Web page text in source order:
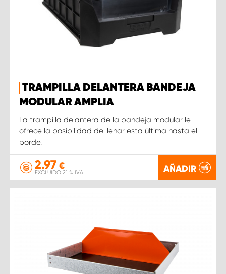
TRAMPILLA DELANTERA BANDEJA
MODULAR AMPLIA
La trampilla delantera de la bandeja modular le
ofrece la posibilidad de llenar esta última hasta el
borde.
2.97 €
EXCLUIDO 21 % IVA AÑADIR